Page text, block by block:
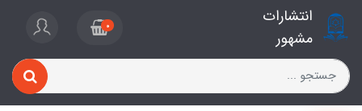
انتشارات
مشهور
0